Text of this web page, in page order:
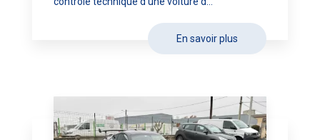
En savoir plus